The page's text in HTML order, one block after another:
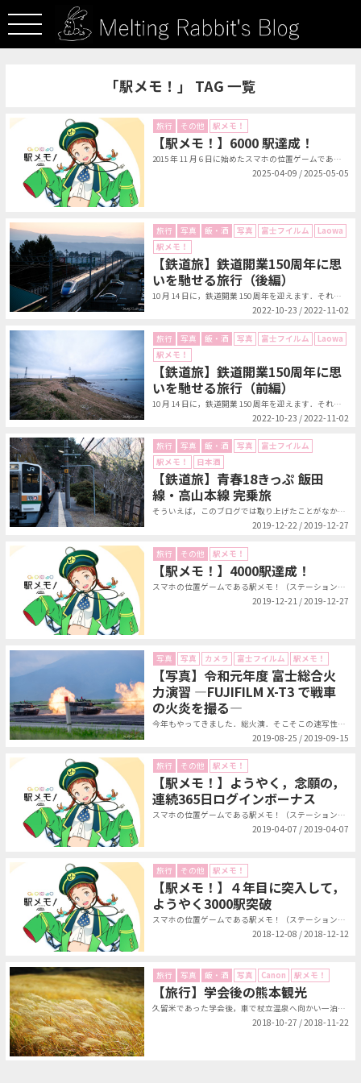
「駅メモ！」 TAG 一覧
旅行 その他 駅メモ！
【駅メモ！】6000 駅達成！
2015 年 11 月 6 日に始めたスマホの位置ゲームである駅メモ！（ステ...
2025-04-09 / 2025-05-05
旅行 写真 飯・酒 写真 富士フイルム
Laowa
駅メモ！
【鉄道旅】鉄道開業150周年に思
いを馳せる旅行（後編）
10 月 14 日に，鉄道開業 150 周年を迎えます．それを記念して発売さ...
2022-10-23 / 2022-11-02
旅行 写真 飯・酒 写真 富士フイルム
Laowa
駅メモ！
【鉄道旅】鉄道開業150周年に思
いを馳せる旅行（前編）
10 月 14 日に，鉄道開業 150 周年を迎えます．それを記念して発売さ...
2022-10-23 / 2022-11-02
旅行 写真 飯・酒 写真
富士フイルム
駅メモ！
日本酒
【鉄道旅】青春18きっぷ 飯田
線・高山本線 完乗旅
そういえば，このブログでは取り上げたことがなかった気がするが，青春18きっぷ...
2019-12-22 / 2019-12-27
旅行 その他 駅メモ！
【駅メモ！】4000駅達成！
スマホの位置ゲームである駅メモ！（ステーションメモリーズ！）を，もうかれこれ...
2019-12-21 / 2019-12-27
写真 写真 カメラ 富士フイルム 駅メモ！
【写真】令和元年度 富士総合火
力演習 ―FUJIFILM X-T3 で戦車
の火炎を撮る―
今年もやってきました．総火演．そこそこの速写性のある富士フイルム X-T3 ...
2019-08-25 / 2019-09-15
旅行 その他 駅メモ！
【駅メモ！】ようやく，念願の，
連続365日ログインボーナス
スマホの位置ゲームである駅メモ！（ステーションメモリーズ！）の連続ログインボ...
2019-04-07 / 2019-04-07
旅行 その他 駅メモ！
【駅メモ！】４年目に突入して，
ようやく3000駅突破
スマホの位置ゲームである駅メモ！（ステーションメモリーズ！）を，もうかれこれ...
2018-12-08 / 2018-12-12
旅行 写真 飯・酒 写真 Canon 駅メモ！
【旅行】学会後の熊本観光
久留米であった学会後，車で杖立温泉へ向かい一泊．その後，熊本を観光し，熊本空...
2018-10-27 / 2018-11-22